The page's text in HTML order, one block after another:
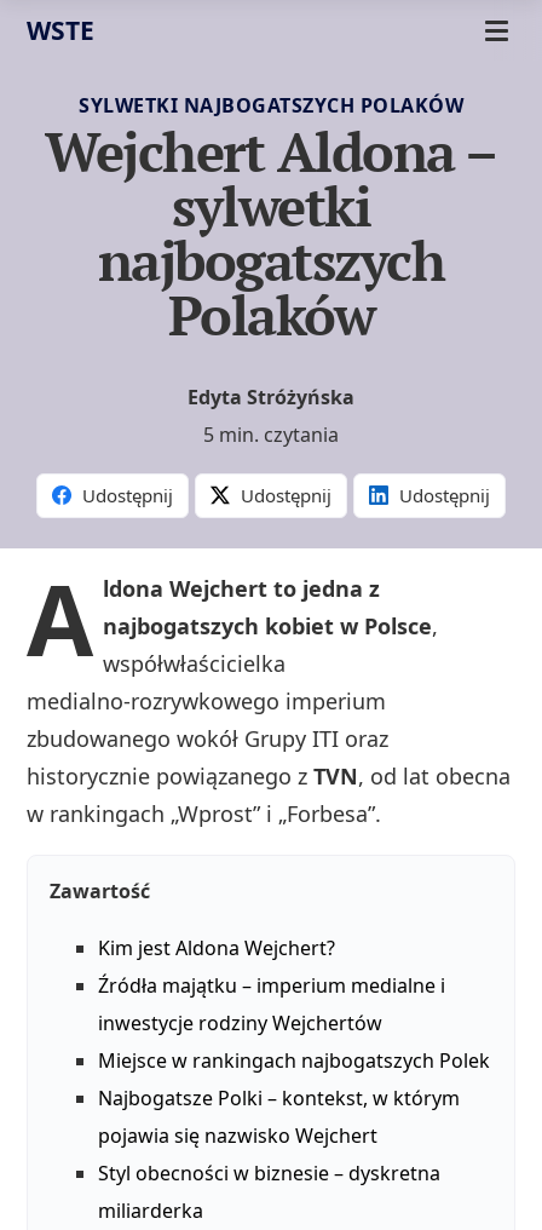
WSTE
SYLWETKI NAJBOGATSZYCH POLAKÓW
Wejchert Aldona –
sylwetki
najbogatszych
Polaków
Edyta Stróżyńska
5 min. czytania
Udostępnij Udostępnij Udostępnij
A ldona Wejchert to jedna z
najbogatszych kobiet w Polsce,
współwłaścicielka
medialno‑rozrywkowego imperium
zbudowanego wokół Grupy ITI oraz
historycznie powiązanego zTVN, od lat obecna
w rankingach „Wprost” i „Forbesa”.
Zawartość
Kim jest Aldona Wejchert?
Źródła majątku – imperium medialne i
inwestycje rodziny Wejchertów
Miejsce w rankingach najbogatszych Polek
Najbogatsze Polki – kontekst, w którym
pojawia się nazwisko Wejchert
Styl obecności w biznesie – dyskretna
miliarderka